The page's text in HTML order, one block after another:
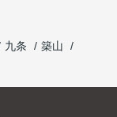
九条
築山